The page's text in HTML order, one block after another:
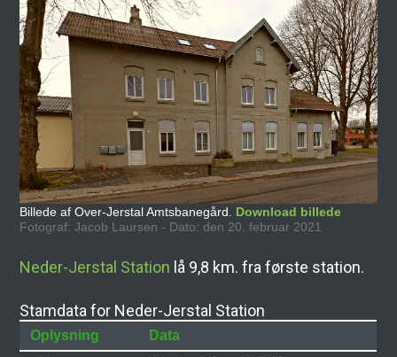
Billede af Over-Jerstal Amtsbanegård. Download billede
Fotograf: Jacob Laursen - Dato: den 20. februar 2021
Neder-Jerstal Station lå 9,8 km. fra første station.
Stamdata for Neder-Jerstal Station
Oplysning
Data